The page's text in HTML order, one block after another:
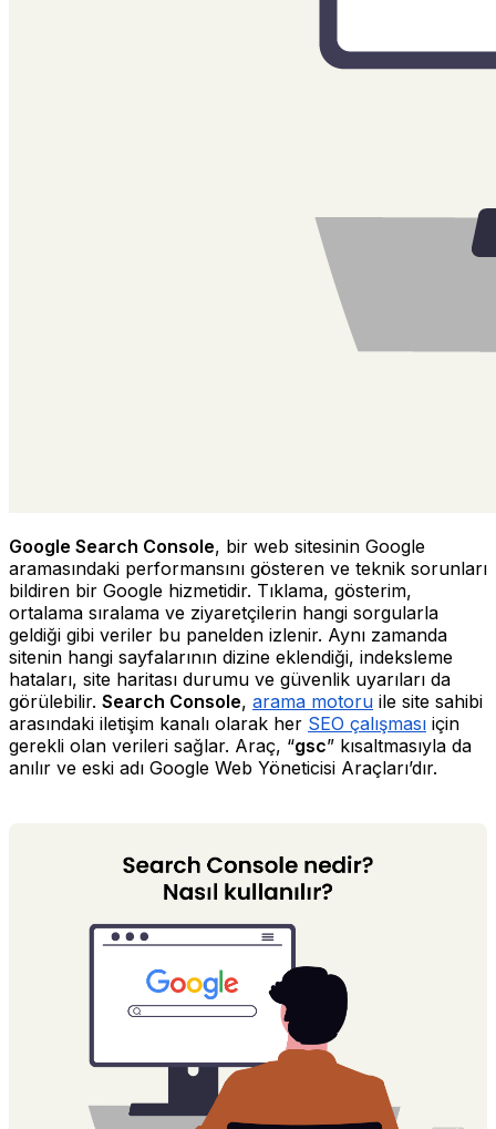
Google Search Console, bir web sitesinin Google
aramasındaki performansını gösteren ve teknik sorunları
bildiren bir Google hizmetidir. Tıklama, gösterim,
ortalama sıralama ve ziyaretçilerin hangi sorgularla
geldiği gibi veriler bu panelden izlenir. Aynı zamanda
sitenin hangi sayfalarının dizine eklendiği, indeksleme
hataları, site haritası durumu ve güvenlik uyarıları da
görülebilir. Search Console, arama motoru ile site sahibi
arasındaki iletişim kanalı olarak her SEO çalışması için
gerekli olan verileri sağlar. Araç, “gsc” kısaltmasıyla da
anılır ve eski adı Google Web Yöneticisi Araçları’dır.